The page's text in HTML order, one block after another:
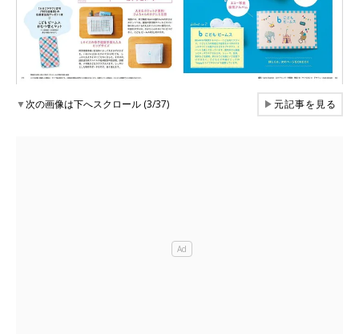
▼次の画像は下へスクロール (3/37) ▶元記事を見る